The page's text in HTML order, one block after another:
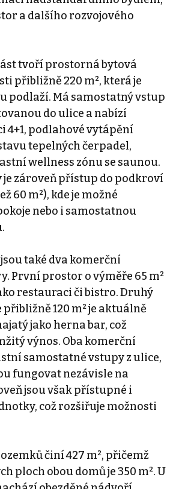
a dalšího rozvojového
tvoří prostorná bytová
přibližně 220 m², která je
podlaží. Má samostatný vstup
do ulice a nabízí
podlahové vytápění
tepelných čerpadel,
wellness zónu se saunou.
je zároveň přístup do podkroví
60 m²), kde je možné
nebo i samostatnou
také dva komerční
První prostor o výměře 65 m²
restauraci či bistro. Druhý
120 m² je aktuálně
jako herna bar, což
výnos. Oba komerční
samostatné vstupy z ulice,
fungovat nezávisle na
jsou však přístupné i
což rozšiřuje možnosti
činí 427 m², přičemž
ploch obou domů je 350 m². U